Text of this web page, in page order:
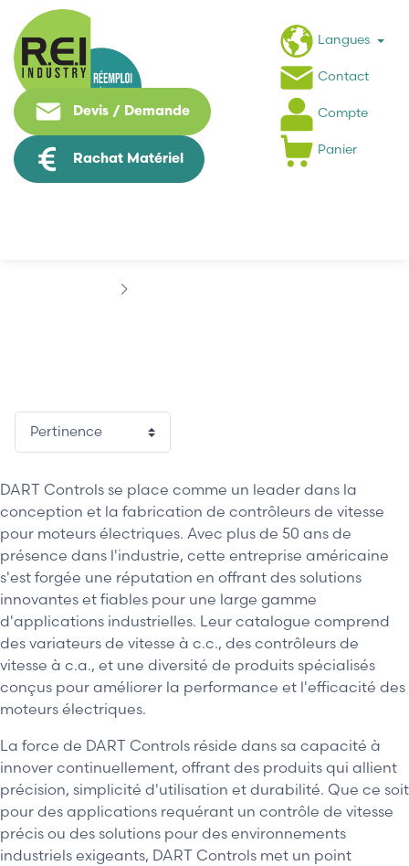
Devis / Demande
Rachat Matériel
Langues
Contact
Compte
Panier
DART Controls se place comme un leader dans la
conception et la fabrication de contrôleurs de vitesse
pour moteurs électriques. Avec plus de 50 ans de
présence dans l'industrie, cette entreprise américaine
s'est forgée une réputation en offrant des solutions
innovantes et fiables pour une large gamme
d'applications industrielles. Leur catalogue comprend
des variateurs de vitesse à c.c., des contrôleurs de
vitesse à c.a., et une diversité de produits spécialisés
conçus pour améliorer la performance et l'efficacité des
moteurs électriques.
La force de DART Controls réside dans sa capacité à
innover continuellement, offrant des produits qui allient
précision, simplicité d'utilisation et durabilité. Que ce soit
pour des applications requérant un contrôle de vitesse
précis ou des solutions pour des environnements
industriels exigeants, DART Controls met un point